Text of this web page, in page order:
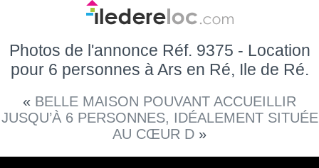
Photos de l'annonce Réf. 9375 - Location
pour 6 personnes à Ars en Ré, Ile de Ré.
« BELLE MAISON POUVANT ACCUEILLIR
JUSQU’À 6 PERSONNES, IDÉALEMENT SITUÉE
AU CŒUR D »